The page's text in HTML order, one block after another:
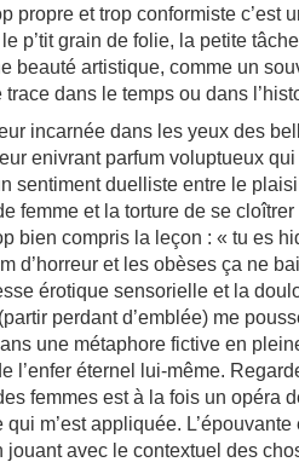
propre et trop conformiste c’est
p’tit grain de folie, la petite
beauté artistique, comme un
trace dans le temps ou dans
incarnée dans les yeux des
enivrant parfum voluptueux
sentiment duelliste entre le
femme et la torture de se
bien compris la leçon : « tu es
d’horreur et les obèses ça ne
érotique sensorielle et la
perdant d’emblée) me
une métaphore fictive en
l’enfer éternel lui-même.
femmes est à la fois un opéra
qui m’est appliquée.
jouant avec le contextuel des